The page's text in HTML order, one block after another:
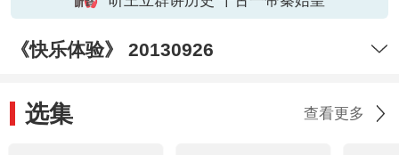
《快乐体验》 20130926
选集 查看更多